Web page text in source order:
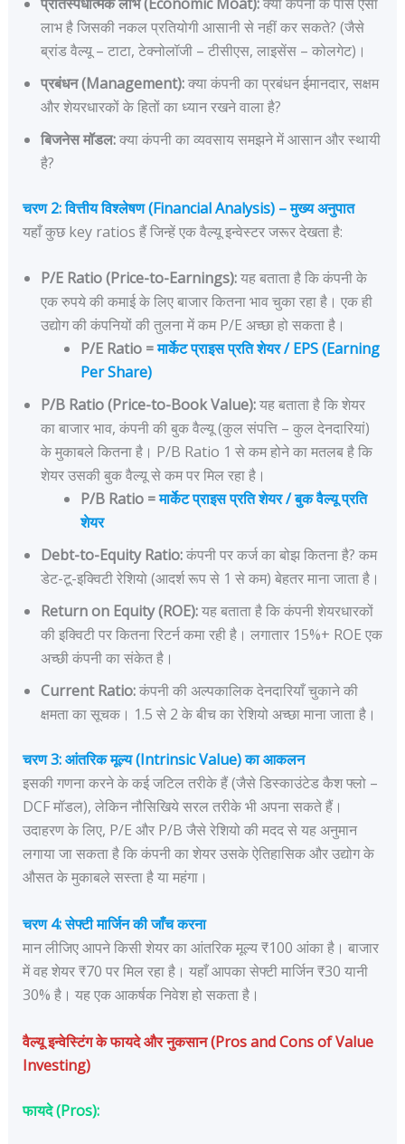
लाभ है जिसकी नकल प्रतियोगी आसानी से नहीं कर सकते? (जैसे
ब्रांड वैल्यू – टाटा, टेक्नोलॉजी – टीसीएस, लाइसेंस – कोलगेट)।
प्रबंधन (Management):क्या कंपनी का प्रबंधन ईमानदार, सक्षम
और शेयरधारकों के हितों का ध्यान रखने वाला है?
बिजनेस मॉडल:क्या कंपनी का व्यवसाय समझने में आसान और स्थायी
है?
चरण 2: वित्तीय विश्लेषण (Financial Analysis) – मुख्य अनुपात
यहाँ कुछ key ratios हैं जिन्हें एक वैल्यू इन्वेस्टर जरूर देखता है:
P/E Ratio (Price-to-Earnings):यह बताता है कि कंपनी के
एक रुपये की कमाई के लिए बाजार कितना भाव चुका रहा है। एक ही
उद्योग की कंपनियों की तुलना में कम P/E अच्छा हो सकता है।
P/E Ratio =मार्केट प्राइस प्रति शेयर / EPS (Earning
Per Share)
P/B Ratio (Price-to-Book Value):यह बताता है कि शेयर
का बाजार भाव, कंपनी की बुक वैल्यू (कुल संपत्ति – कुल देनदारियां)
के मुकाबले कितना है। P/B Ratio 1 से कम होने का मतलब है कि
शेयर उसकी बुक वैल्यू से कम पर मिल रहा है।
P/B Ratio =मार्केट प्राइस प्रति शेयर / बुक वैल्यू प्रति
शेयर
Debt-to-Equity Ratio:कंपनी पर कर्ज का बोझ कितना है? कम
डेट-टू-इक्विटी रेशियो (आदर्श रूप से 1 से कम) बेहतर माना जाता है।
Return on Equity (ROE):यह बताता है कि कंपनी शेयरधारकों
की इक्विटी पर कितना रिटर्न कमा रही है। लगातार 15%+ ROE एक
अच्छी कंपनी का संकेत है।
Current Ratio:कंपनी की अल्पकालिक देनदारियाँ चुकाने की
क्षमता का सूचक। 1.5 से 2 के बीच का रेशियो अच्छा माना जाता है।
चरण 3: आंतरिक मूल्य (Intrinsic Value) का आकलन
इसकी गणना करने के कई जटिल तरीके हैं (जैसे डिस्काउंटेड कैश फ्लो –
DCF मॉडल), लेकिन नौसिखिये सरल तरीके भी अपना सकते हैं।
उदाहरण के लिए, P/E और P/B जैसे रेशियो की मदद से यह अनुमान
लगाया जा सकता है कि कंपनी का शेयर उसके ऐतिहासिक और उद्योग के
औसत के मुकाबले सस्ता है या महंगा।
चरण 4: सेफ्टी मार्जिन की जाँच करना
मान लीजिए आपने किसी शेयर का आंतरिक मूल्य ₹100 आंका है। बाजार
में वह शेयर ₹70 पर मिल रहा है। यहाँ आपका सेफ्टी मार्जिन ₹30 यानी
30% है। यह एक आकर्षक निवेश हो सकता है।
वैल्यू इन्वेस्टिंग के फायदे और नुकसान (Pros and Cons of Value
Investing)
फायदे (Pros):